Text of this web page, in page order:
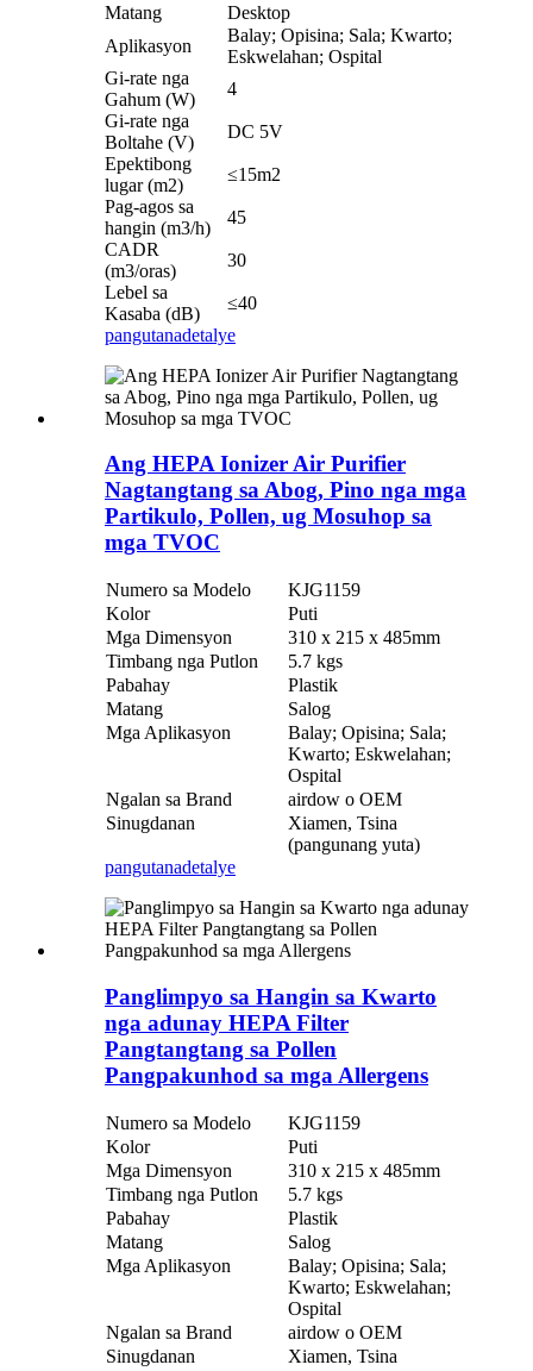
Matang
Desktop
Aplikasyon
Balay; Opisina; Sala; Kwarto;
Eskwelahan; Ospital
Gi-rate nga
Gahum (W)
4
Gi-rate nga
Boltahe (V)
DC 5V
Epektibong
lugar (m2)
≤15m2
Pag-agos sa
hangin (m3/h)
45
CADR
(m3/oras)
30
Lebel sa
Kasaba (dB)
≤40
pangutanadetalye
Ang HEPA Ionizer Air Purifier
Nagtangtang sa Abog, Pino nga mga
Partikulo, Pollen, ug Mosuhop sa
mga TVOC
Numero sa Modelo
KJG1159
Kolor
Puti
Mga Dimensyon
310 x 215 x 485mm
Timbang nga Putlon
5.7 kgs
Pabahay
Plastik
Matang
Salog
Mga Aplikasyon
Balay; Opisina; Sala;
Kwarto; Eskwelahan;
Ospital
Ngalan sa Brand
airdow o OEM
Sinugdanan
Xiamen, Tsina
(pangunang yuta)
pangutanadetalye
Panglimpyo sa Hangin sa Kwarto
nga adunay HEPA Filter
Pangtangtang sa Pollen
Pangpakunhod sa mga Allergens
Numero sa Modelo
KJG1159
Kolor
Puti
Mga Dimensyon
310 x 215 x 485mm
Timbang nga Putlon
5.7 kgs
Pabahay
Plastik
Matang
Salog
Mga Aplikasyon
Balay; Opisina; Sala;
Kwarto; Eskwelahan;
Ospital
Ngalan sa Brand
airdow o OEM
Sinugdanan
Xiamen, Tsina